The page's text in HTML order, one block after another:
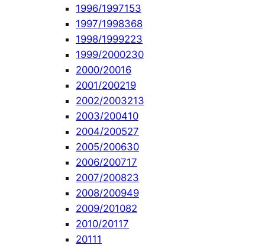
1996/1997153
1997/1998368
1998/1999223
1999/2000230
2000/20016
2001/200219
2002/2003213
2003/200410
2004/200527
2005/200630
2006/200717
2007/200823
2008/200949
2009/201082
2010/20117
20111